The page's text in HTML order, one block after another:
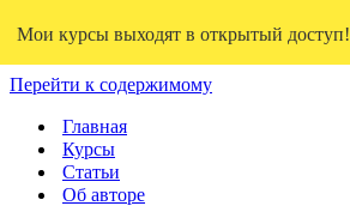
Перейти к содержимому
Главная
Курсы
Статьи
Об авторе
Мои курсы выходят в открытый доступ!